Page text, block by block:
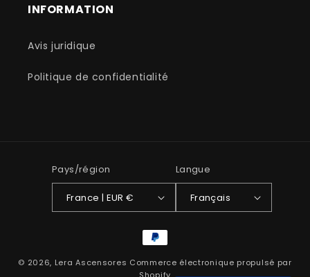
INFORMATION
Avis juridique
Politique de confidentialité
Pays/région
France | EUR €
Langue
Français
Moyens
de
paiement
© 2026, Lera Ascensores Commerce électronique propulsé par